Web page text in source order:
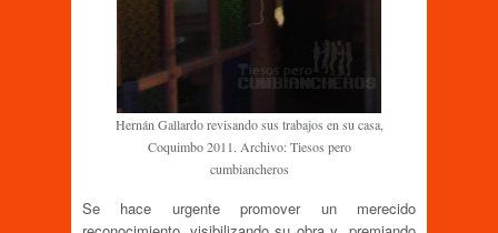
Hernán Gallardo revisando sus trabajos en su casa,
Coquimbo 2011. Archivo: Tiesos pero
cumbiancheros
Se hace urgente promover un merecido